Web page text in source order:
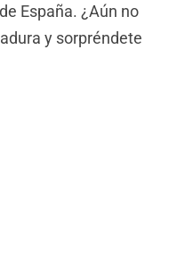
España. ¿Aún no
y sorpréndete